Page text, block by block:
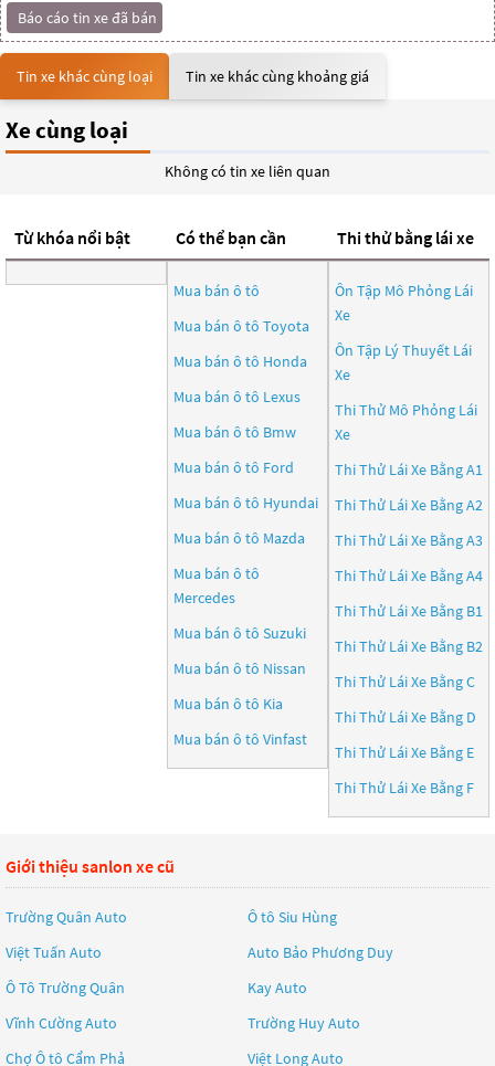
Báo cáo tin xe đã bán
Tin xe khác cùng loại Tin xe khác cùng khoảng giá
Xe cùng loại
Không có tin xe liên quan
Từ khóa nổi bật Có thể bạn cần
Mua bán ô tô
Mua bán ô tô Toyota
Mua bán ô tô Honda
Mua bán ô tô Lexus
Mua bán ô tô Bmw
Mua bán ô tô Ford
Mua bán ô tô Hyundai
Mua bán ô tô Mazda
Mua bán ô tô
Mercedes
Mua bán ô tô Suzuki
Mua bán ô tô Nissan
Mua bán ô tô Kia
Mua bán ô tô Vinfast
Thi thử bằng lái xe
Ôn Tập Mô Phỏng Lái
Xe
Ôn Tập Lý Thuyết Lái
Xe
Thi Thử Mô Phỏng Lái
Xe
Thi Thử Lái Xe Bằng A1
Thi Thử Lái Xe Bằng A2
Thi Thử Lái Xe Bằng A3
Thi Thử Lái Xe Bằng A4
Thi Thử Lái Xe Bằng B1
Thi Thử Lái Xe Bằng B2
Thi Thử Lái Xe Bằng C
Thi Thử Lái Xe Bằng D
Thi Thử Lái Xe Bằng E
Thi Thử Lái Xe Bằng F
Giới thiệu sanlon xe cũ
Trường Quân Auto
Ô tô Siu Hùng
Việt Tuấn Auto
Auto Bảo Phương Duy
Ô Tô Trường Quân
Kay Auto
Vĩnh Cường Auto
Trường Huy Auto
Chợ Ô tô Cẩm Phả
Việt Long Auto